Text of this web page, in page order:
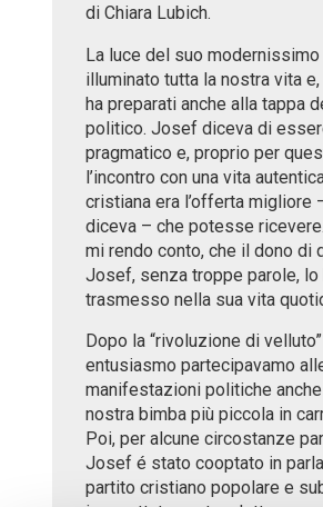
di Chiara Lubich.
La luce del suo modernissimo
illuminato tutta la nostra vita
ha preparati anche alla tappa
politico. Josef diceva di
pragmatico e, proprio per
l’incontro con una vita
cristiana era l’offerta migliore
diceva – che potesse
mi rendo conto, che il dono di
Josef, senza troppe parole, lo
trasmesso nella sua vita
Dopo la “rivoluzione di
entusiasmo partecipavamo
manifestazioni politiche
nostra bimba più piccola in
Poi, per alcune circostanze
Josef é stato cooptato in
partito cristiano popolare e